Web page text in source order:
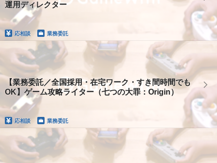
運用ディレクター
応相談 業務委託
【業務委託／全国採用・在宅ワーク・すき間時間でも
OK】ゲーム攻略ライター（七つの大罪：Origin）
応相談 業務委託